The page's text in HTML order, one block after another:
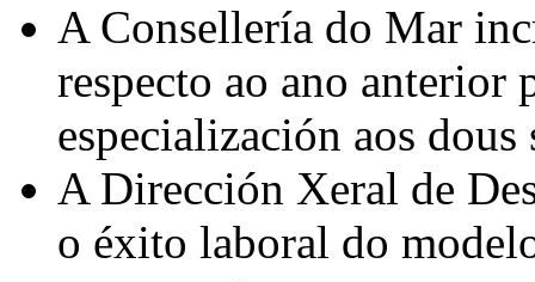
A Consellería do Mar
respecto ao ano anterior
especialización aos dous
A Dirección Xeral de
o éxito laboral do